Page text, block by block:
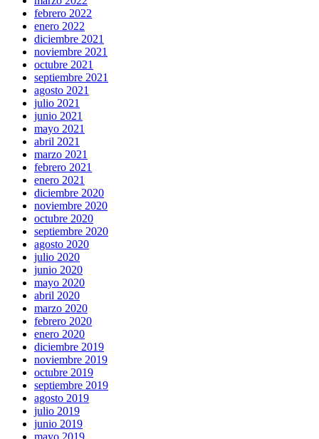
febrero 2022
enero 2022
diciembre 2021
noviembre 2021
octubre 2021
septiembre 2021
agosto 2021
julio 2021
junio 2021
mayo 2021
abril 2021
marzo 2021
febrero 2021
enero 2021
diciembre 2020
noviembre 2020
octubre 2020
septiembre 2020
agosto 2020
julio 2020
junio 2020
mayo 2020
abril 2020
marzo 2020
febrero 2020
enero 2020
diciembre 2019
noviembre 2019
octubre 2019
septiembre 2019
agosto 2019
julio 2019
junio 2019